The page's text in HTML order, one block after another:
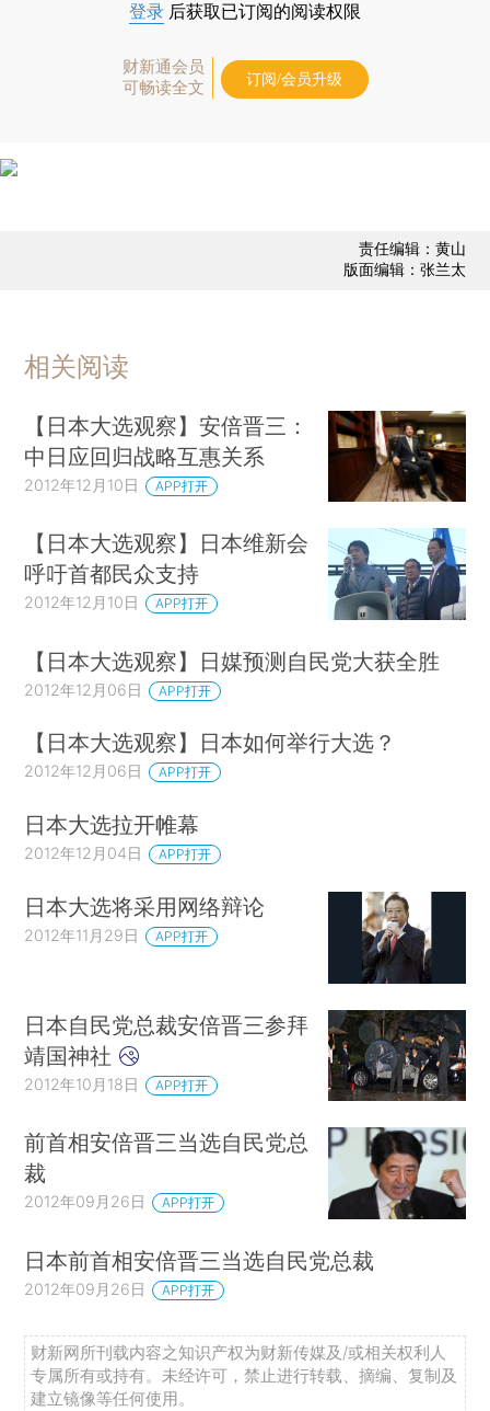
登录 后获取已订阅的阅读权限
财新通会员
可畅读全文
订阅/会员升级
责任编辑：黄山
版面编辑：张兰太
相关阅读
【日本大选观察】安倍晋三：
中日应回归战略互惠关系
2012年12月10日 APP打开
【日本大选观察】日本维新会
呼吁首都民众支持
2012年12月10日 APP打开
【日本大选观察】日媒预测自民党大获全胜
2012年12月06日 APP打开
【日本大选观察】日本如何举行大选？
2012年12月06日 APP打开
日本大选拉开帷幕
2012年12月04日 APP打开
日本大选将采用网络辩论
2012年11月29日 APP打开
日本自民党总裁安倍晋三参拜
靖国神社
2012年10月18日 APP打开
前首相安倍晋三当选自民党总
裁
2012年09月26日 APP打开
日本前首相安倍晋三当选自民党总裁
2012年09月26日 APP打开
财新网所刊载内容之知识产权为财新传媒及/或相关权利人
专属所有或持有。未经许可，禁止进行转载、摘编、复制及
建立镜像等任何使用。